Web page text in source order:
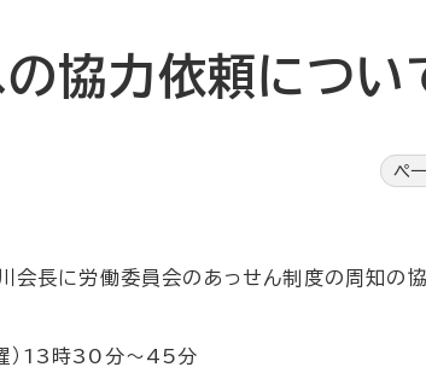
協力依頼につい
ペ
会長に労働委員会のあっせん制度の周知の協
）13時30分～45分